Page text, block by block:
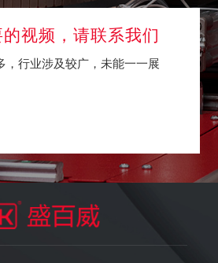
视频，请联系我们
，行业涉及较广，未能一一展